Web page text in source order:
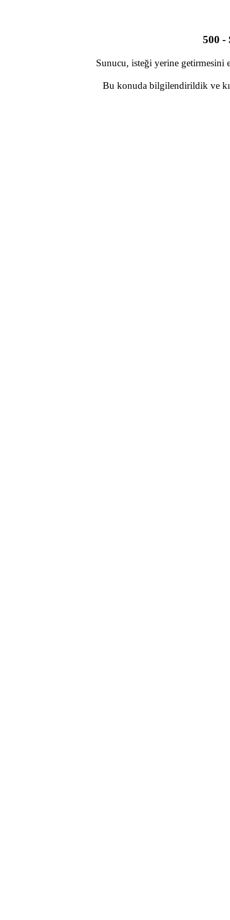
500 -
Sunucu, isteği yerine getirmesini
Bu konuda bilgilendirildik ve